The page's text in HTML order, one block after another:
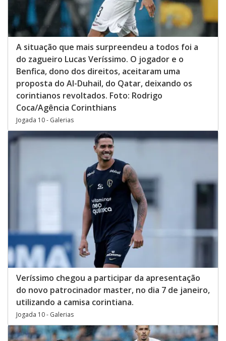
A situação que mais surpreendeu a todos foi a
do zagueiro Lucas Veríssimo. O jogador e o
Benfica, dono dos direitos, aceitaram uma
proposta do Al-Duhail, do Qatar, deixando os
corintianos revoltados. Foto: Rodrigo
Coca/Agência Corinthians
Jogada 10 - Galerias
Veríssimo chegou a participar da apresentação
do novo patrocinador master, no dia 7 de janeiro,
utilizando a camisa corintiana.
Jogada 10 - Galerias